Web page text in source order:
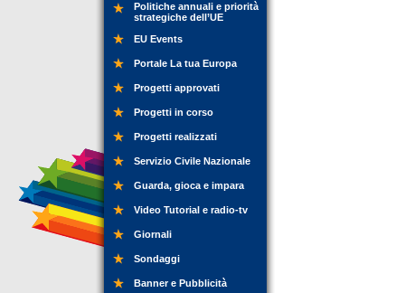
Politiche annuali e priorità
strategiche dell’UE
EU Events
Portale La tua Europa
Progetti approvati
Progetti in corso
Progetti realizzati
Servizio Civile Nazionale
Guarda, gioca e impara
Video Tutorial e radio-tv
Giornali
Sondaggi
Banner e Pubblicità